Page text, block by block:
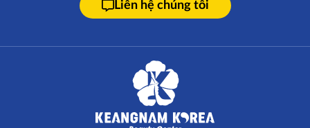
Liên hệ chúng tôi